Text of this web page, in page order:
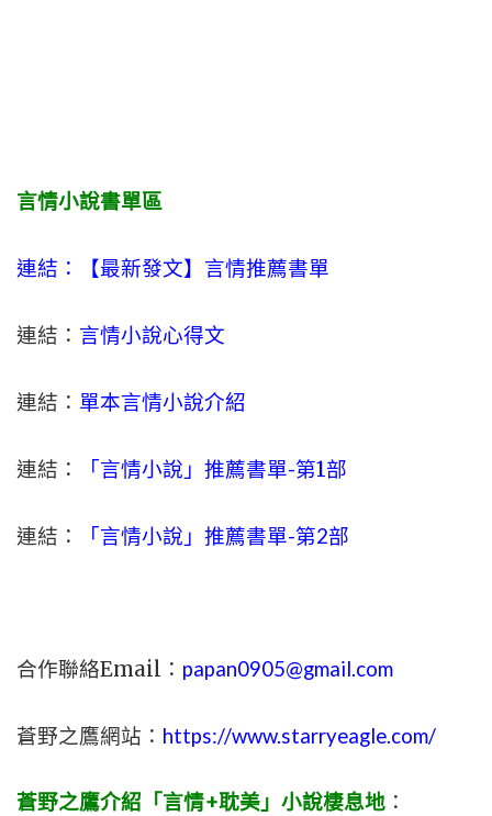
言情小說書單區
連結：【最新發文】 言情推薦書單
連結： 言情小說心得文
連結： 單本言情小說介紹
連結： 「言情小說」推薦書單-第1部
連結： 「言情小說」推薦書單-第2部
合作聯絡Email： papan0905@gmail.com
蒼野之鷹網站： https://www.starryeagle.com/
蒼野之鷹介紹「言情+耽美」小說棲息地 ：